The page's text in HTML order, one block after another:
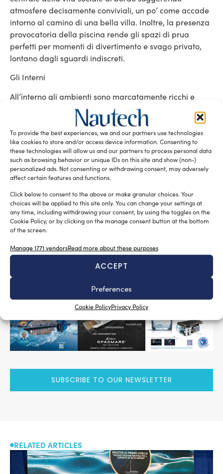
To provide the best experiences, we and our partners use technologies
like cookies to store and/or access device information. Consenting to
these technologies will allow us and our partners to process personal data
such as browsing behavior or unique IDs on this site and show (non-)
personalized ads. Not consenting or withdrawing consent, may adversely
affect certain features and functions.
Click below to consent to the above or make granular choices. Your
choices will be applied to this site only. You can change your settings at
any time, including withdrawing your consent, by using the toggles on the
Cookie Policy, or by clicking on the manage consent button at the bottom
of the screen.
Manage 1771 vendorsRead more about these purposes
ACCEPT
Preferences
Cookie PolicyPrivacy Policy
atmosfere decisamente conviviali, un po’ come accade
intorno al camino di una bella villa. Inoltre, la presenza
provocatoria della piscina rende gli spazi di prua
perfetti per momenti di divertimento e svago privato,
lontano dagli sguardi indiscreti.
Gli Interni
All’interno gli ambienti sono marcatamente ricchi e
creati per essere condivisi. La doppia scalinata
suggerisce la complessità degli spazi che portano alla
cabina armatoriale. Ogni dettaglio è stato curato e
arricchito per ottenere un forte impatto visivo. Grandi
contrasti di colori e di materiali. Piani scuri e lucidi si
alternano a pavimenti in olmo chiari e opachi passando
per la tonalità bronzo del soffitto facendo così correre
la luce a differenti velocità. Le chiusure e le maniglie
rotonde richiamano i vecchi bauli evocando atmosfere
da lungo viaggio.
Tag: Acapulco 55
READ THE MAGAZINE
SUBSCRIBE TO OUR NEWSLETTER
RELATED ARTICLES